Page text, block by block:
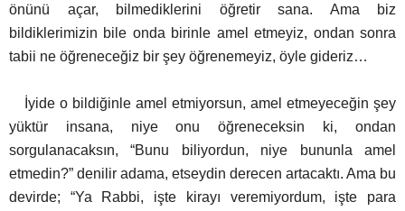
önünü açar, bilmediklerini öğretir sana. Ama biz
bildiklerimizin bile onda birinle amel etmeyiz, ondan sonra
tabii ne öğreneceğiz bir şey öğrenemeyiz, öyle gideriz…
İyide o bildiğinle amel etmiyorsun, amel etmeyeceğin şey
yüktür insana, niye onu öğreneceksin ki, ondan
sorgulanacaksın, “Bunu biliyordun, niye bununla amel
etmedin?” denilir adama, etseydin derecen artacaktı. Ama bu
devirde; “Ya Rabbi, işte kirayı veremiyordum, işte para